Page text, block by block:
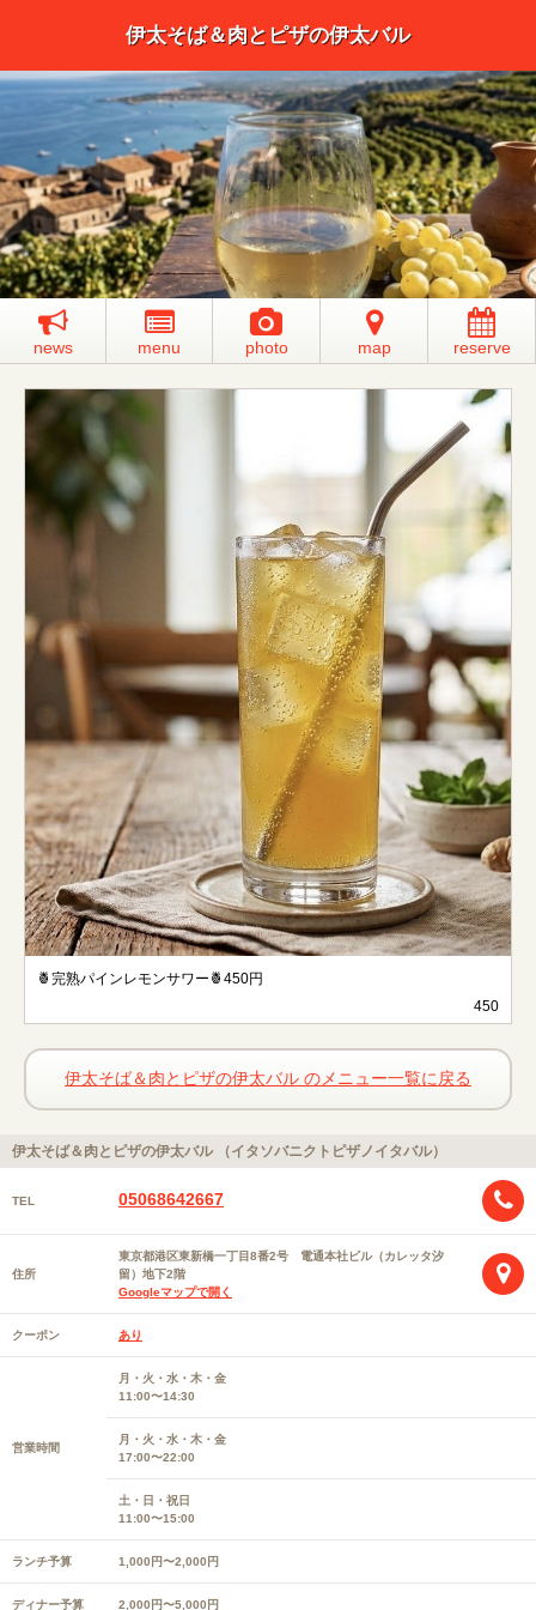
伊太そば＆肉とピザの伊太バル
news menu photo map reserve
🍍完熟パインレモンサワー🍍450円
450
伊太そば＆肉とピザの伊太バル のメニュー一覧に戻る
伊太そば＆肉とピザの伊太バル （イタソバニクトピザノイタバル）
TEL 05068642667
住所
東京都港区東新橋一丁目8番2号 電通本社ビル（カレッタ汐
留）地下2階
Googleマップで開く
クーポン あり
営業時間
月・火・水・木・金
11:00〜14:30
月・火・水・木・金
17:00〜22:00
土・日・祝日
11:00〜15:00
ランチ予算 1,000円〜2,000円
ディナー予算 2,000円〜5,000円